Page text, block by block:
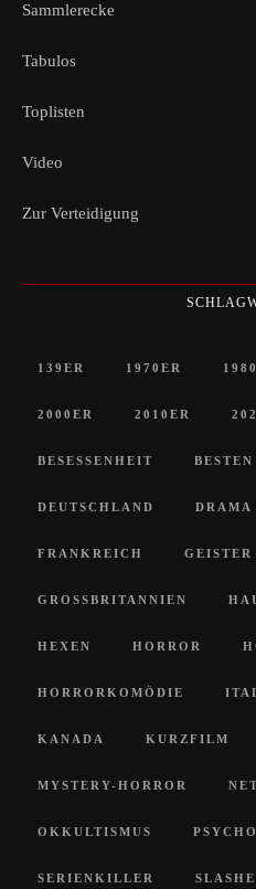
Sammlerecke
Tabulos
Toplisten
Video
Zur Verteidigung
139ER 1970ER
2000ER 2010ER
BESESSENHEIT
DEUTSCHLAND DRAMA
FRANKREICH GEISTER
GROSSBRITANNIEN
HEXEN HORROR
HORRORKOMÖDIE
KANADA KURZFILM
MYSTERY-HORROR
OKKULTISMUS
SERIENKILLER